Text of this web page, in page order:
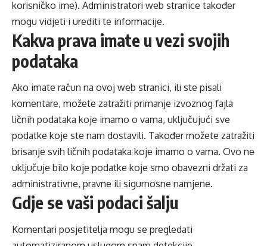
korisničko ime). Administratori web stranice također
mogu vidjeti i urediti te informacije.
Kakva prava imate u vezi svojih
podataka
Ako imate račun na ovoj web stranici, ili ste pisali
komentare, možete zatražiti primanje izvoznog fajla
ličnih podataka koje imamo o vama, uključujući sve
podatke koje ste nam dostavili. Također možete zatražiti
brisanje svih ličnih podataka koje imamo o vama. Ovo ne
uključuje bilo koje podatke koje smo obavezni držati za
administrativne, pravne ili sigurnosne namjene.
Gdje se vaši podaci šalju
Komentari posjetitelja mogu se pregledati